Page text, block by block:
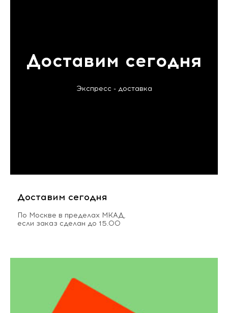
Доставим сегодня
Экспресс - доставка
Доставим сегодня
По Москве в пределах МКАД,
если заказ сделан до 15.00